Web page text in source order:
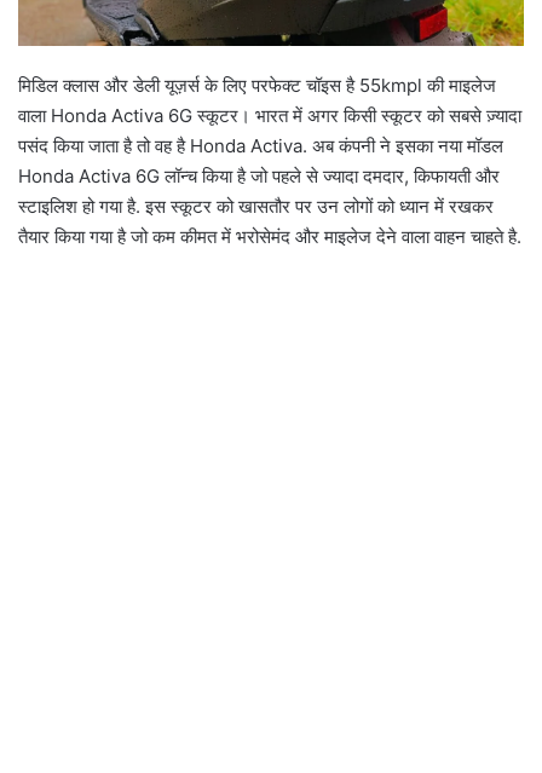
मिडिल क्लास और डेली यूज़र्स के लिए परफेक्ट चॉइस है 55kmpl की माइलेज
वाला Honda Activa 6G स्कूटर। भारत में अगर किसी स्कूटर को सबसे ज़्यादा
पसंद किया जाता है तो वह है Honda Activa. अब कंपनी ने इसका नया मॉडल
Honda Activa 6G लॉन्च किया है जो पहले से ज्यादा दमदार, किफायती और
स्टाइलिश हो गया है. इस स्कूटर को खासतौर पर उन लोगों को ध्यान में रखकर
तैयार किया गया है जो कम कीमत में भरोसेमंद और माइलेज देने वाला वाहन चाहते है.